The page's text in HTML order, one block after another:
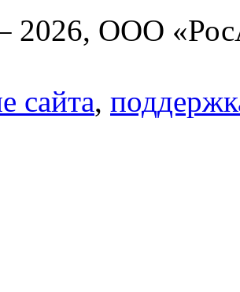
2026, ООО
сайта,